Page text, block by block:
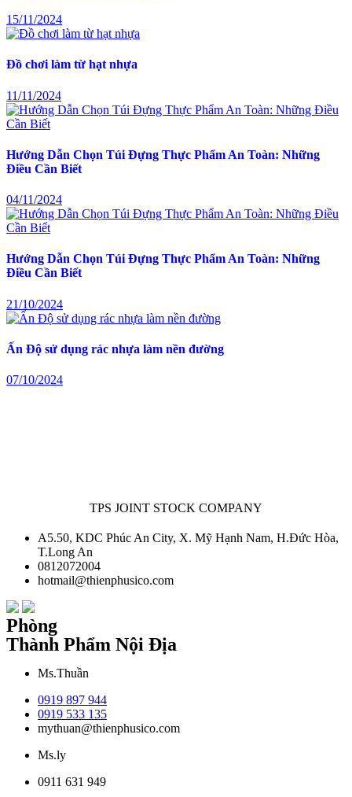
15/11/2024
Đồ chơi làm từ hạt nhựa
11/11/2024
Hướng Dẫn Chọn Túi Đựng Thực Phẩm An Toàn: Những
Điều Cần Biết
04/11/2024
Hướng Dẫn Chọn Túi Đựng Thực Phẩm An Toàn: Những
Điều Cần Biết
21/10/2024
Ấn Độ sử dụng rác nhựa làm nền đường
07/10/2024
TPS JOINT STOCK COMPANY
A5.50, KDC Phúc An City, X. Mỹ Hạnh Nam, H.Đức Hòa,
T.Long An
0812072004
hotmail@thienphusico.com
Phòng
Thành Phẩm Nội Địa
Ms.Thuần
0919 897 944
0919 533 135
mythuan@thienphusico.com
Ms.ly
0911 631 949